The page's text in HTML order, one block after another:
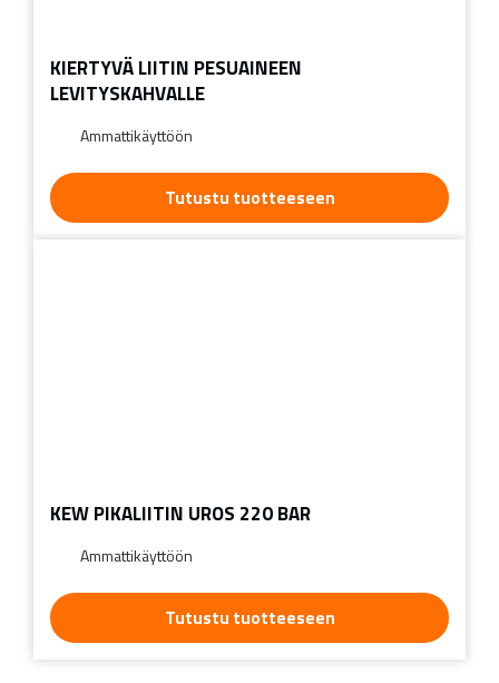
KIERTYVÄ LIITIN PESUAINEEN
LEVITYSKAHVALLE
Ammattikäyttöön
Tutustu tuotteeseen
KEW PIKALIITIN UROS 220 BAR
Ammattikäyttöön
Tutustu tuotteeseen